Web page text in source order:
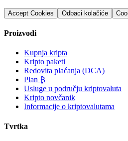
Accept Cookies Odbaci kolačiće
Proizvodi
Kupnja kripta
Kripto paketi
Redovita plaćanja (DCA)
Plan ₿
Usluge u području kriptovaluta
Kripto novčanik
Informacije o kriptovalutama
Tvrtka